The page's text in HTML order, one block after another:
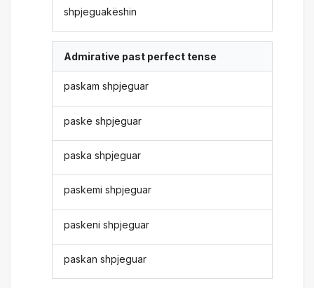
shpjeguakëshin
Admirative past perfect tense
paskam shpjeguar
paske shpjeguar
paska shpjeguar
paskemi shpjeguar
paskeni shpjeguar
paskan shpjeguar